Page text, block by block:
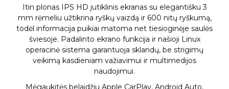
Itin plonas IPS HD jutiklinis ekranas su elegantišku 3
mm rėmeliu užtikrina ryškų vaizdą ir 600 nitų ryškumą,
todėl informacija puikiai matoma net tiesioginėje saulės
šviesoje. Padalinto ekrano funkcija ir našioji Linux
operacinė sistema garantuoja sklandų, be strigimų
veikimą kasdieniam važiavimui ir multimedijos
naudojimui.
Mėgaukitės belaidžiu Apple CarPlay, Android Auto,